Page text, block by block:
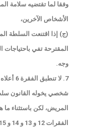
وفقا لما تقتضيه سلامة
الأشخاص الآخرين،
(ج) إذا اقتنعت السلطة
المقترحة تفي
وجه.
7. لا
شخصي يخوله القانون
المريض، لكن باستثناء